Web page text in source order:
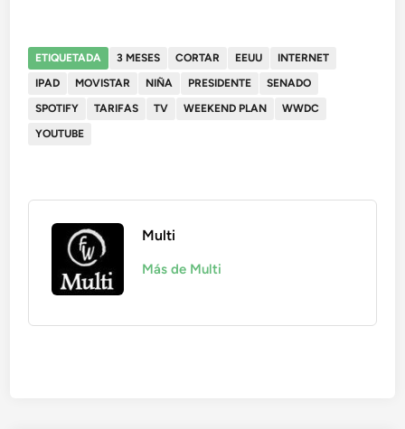
ETIQUETADA 3 MESES CORTAR EEUU
INTERNET
IPAD
MOVISTAR NIÑA PRESIDENTE
SENADO
SPOTIFY
TARIFAS TV WEEKEND PLAN
WWDC
YOUTUBE
Multi
Más de Multi